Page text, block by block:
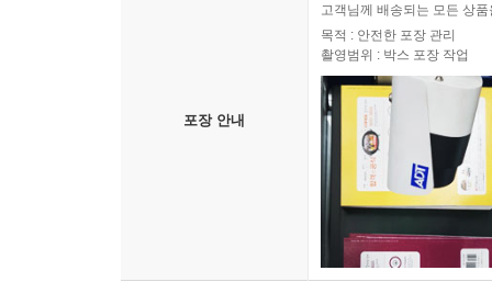
포장 안내
고객님께 배송되는 모든 상
목적 : 안전한 포장 관리
촬영범위 : 박스 포장 작업